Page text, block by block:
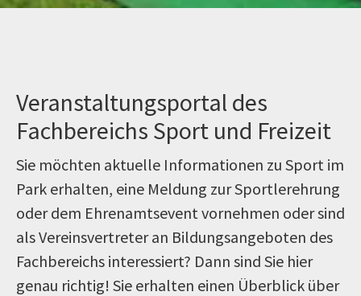
Veranstaltungsportal des
Fachbereichs Sport und Freizeit
Sie möchten aktuelle Informationen zu Sport im
Park erhalten, eine Meldung zur Sportlerehrung
oder dem Ehrenamtsevent vornehmen oder sind
als Vereinsvertreter an Bildungsangeboten des
Fachbereichs interessiert? Dann sind Sie hier
genau richtig! Sie erhalten einen Überblick über